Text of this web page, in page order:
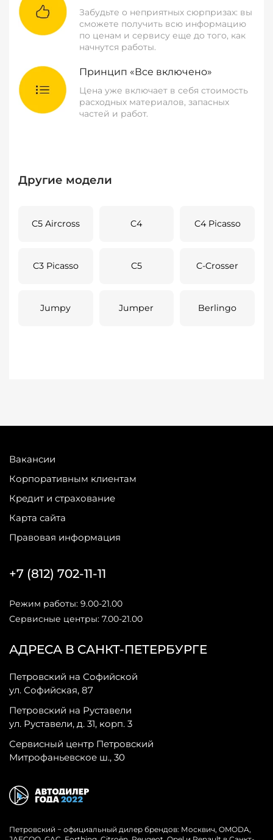
Забудьте о неприятных сюрпризах: вы
сможете получить всю информацию
по ценам и сервису еще до того, как
начнутся работы.
Принцип «Все включено»
Цена уже включает в себя стоимость
расходных материалов, запасных
частей и работ.
Другие модели
C5 Aircross C4 C4 Picasso
C3 Picasso C5 C-Crosser
Jumpy Jumper Berlingo
Вакансии
Корпоративным клиентам
Кредит и страхование
Карта сайта
Правовая информация
АДРЕСА В САНКТ-ПЕТЕРБУРГЕ
Петровский на Софийской
ул. Софийская, 87
Петровский на Руставели
ул. Руставели, д. 31, корп. 3
Сервисный центр Петровский
Митрофаньевское ш., 30
+7 (812) 702-11-11
Режим работы: 9.00-21.00
Сервисные центры: 7.00-21.00
Петровский − официальный дилер брендов: Москвич, OMODA,